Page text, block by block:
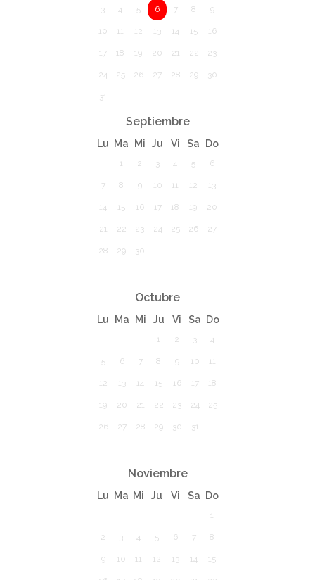
3 4 5 6 7 8 9
10 11 12 13 14 15 16
17 18 19 20 21 22 23
24 25 26 27 28 29 30
31
Septiembre
Lu Ma Mi Ju Vi Sa Do
1 2 3 4 5 6
7 8 9 10 11 12 13
14 15 16 17 18 19 20
21 22 23 24 25 26 27
28 29 30
Octubre
Lu Ma Mi Ju Vi Sa Do
1 2 3 4
5 6 7 8 9 10 11
12 13 14 15 16 17 18
19 20 21 22 23 24 25
26 27 28 29 30 31
Noviembre
Lu Ma Mi Ju Vi Sa Do
1
2 3 4 5 6 7 8
9 10 11 12 13 14 15